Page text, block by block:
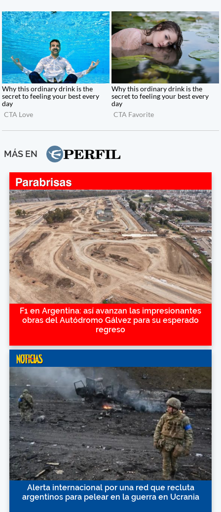
MÁS EN
F1 en Argentina: así avanzan las impresionantes
obras del Autódromo Gálvez para su esperado
regreso
Alerta internacional por una red que recluta
argentinos para pelear en la guerra en Ucrania